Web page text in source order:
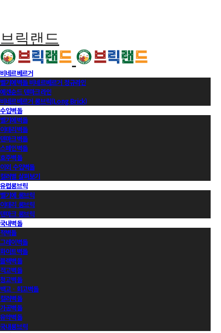
브릭랜드
비네르베르거
벨기에벽돌 비네르베르거 정규라인
에겐순드 덴마크라인
비네르베르거 롱브릭(Long Brick)
수입벽돌
벨기에벽돌
이태리벽돌
덴마크벽돌
스페인벽돌
호주벽돌
이외 수입벽돌
컬러별 살펴보기
유럽롱브릭
벨기에 롱브릭
이태리 롱브릭
덴마크 롱브릭
국내벽돌
적벽돌
그레이벽돌
화이트벽돌
블랙벽돌
적고벽돌
청고벽돌
백고ㆍ회고벽돌
컬러벽돌
가공벽돌
유약벽돌
국내롱브릭